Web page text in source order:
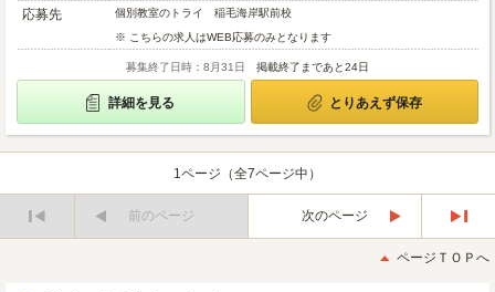
応募先
個別教室のトライ 稲毛海岸駅前校
※ こちらの求人はWEB応募のみとなります
募集終了日時：8月31日 掲載終了まであと24日
詳細を見る とりあえず保存
1ページ（全7ページ中）
前のページ
次のページ
後
ページＴＯＰへ